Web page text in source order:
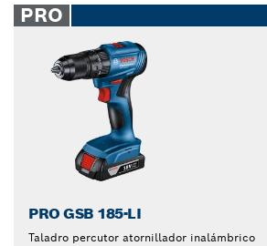
PRO
PRO GSB 185-LI
Taladro percutor atornillador inalámbrico